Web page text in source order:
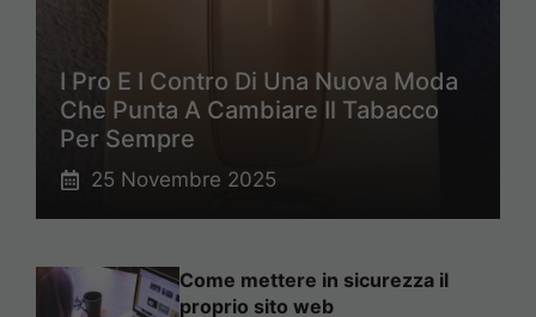
I Pro E I Contro Di Una Nuova Moda
Che Punta A Cambiare Il Tabacco
Per Sempre
25 Novembre 2025
Come mettere in sicurezza il
proprio sito web